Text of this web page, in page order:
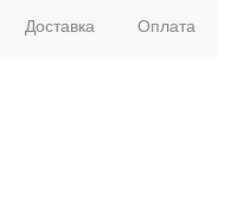
Доставка Оплата